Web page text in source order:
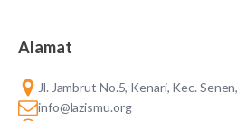
Alamat
Jl. Jambrut No.5, Kenari, Kec.
info@lazismu.org